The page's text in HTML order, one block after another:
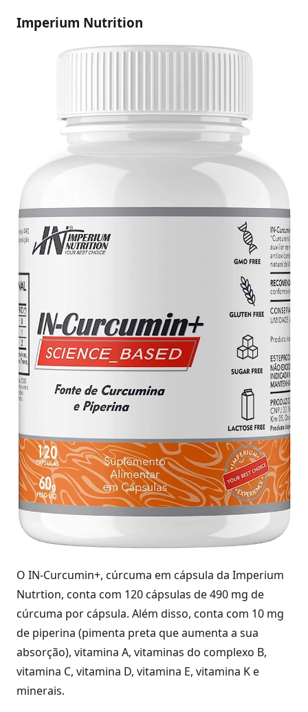
Imperium Nutrition
O IN-Curcumin+, cúrcuma em cápsula da Imperium
Nutrtion, conta com 120 cápsulas de 490 mg de
cúrcuma por cápsula. Além disso, conta com 10 mg
de piperina (pimenta preta que aumenta a sua
absorção), vitamina A, vitaminas do complexo B,
vitamina C, vitamina D, vitamina E, vitamina K e
minerais.